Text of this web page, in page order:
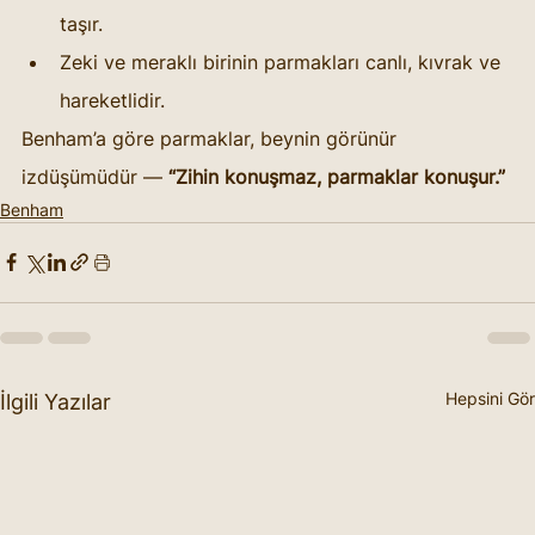
taşır.
Zeki ve meraklı birinin parmakları canlı, kıvrak ve
hareketlidir.
Benham’a göre parmaklar, beynin görünür
izdüşümüdür — “Zihin konuşmaz, parmaklar konuşur.”
Benham
İlgili Yazılar Hepsini Gör